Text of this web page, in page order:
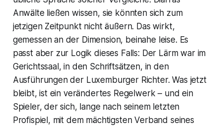
Anwälte ließen wissen, sie könnten sich zum
jetzigen Zeitpunkt nicht äußern. Das wirkt,
gemessen an der Dimension, beinahe leise. Es
passt aber zur Logik dieses Falls: Der Lärm war im
Gerichtssaal, in den Schriftsätzen, in den
Ausführungen der Luxemburger Richter. Was jetzt
bleibt, ist ein verändertes Regelwerk – und ein
Spieler, der sich, lange nach seinem letzten
Profispiel, mit dem mächtigsten Verband seines